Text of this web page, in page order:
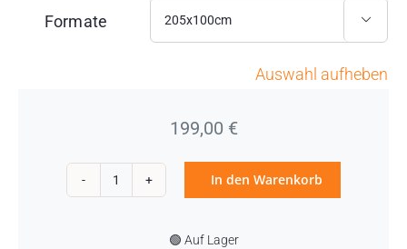
Formate 
Auswahl aufheben
199,00 €
Duschrückwand
In den Warenkorb
🟢 Auf Lager